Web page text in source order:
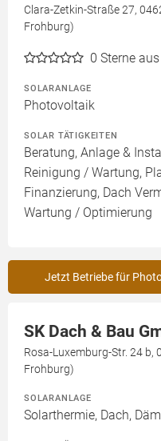
Clara-Zetkin-Straße 27,
Frohburg)
0 Sterne
SOLARANLAGE
Photovoltaik
SOLAR TÄTIGKEITEN
Beratung, Anlage &
Reinigung / Wartung,
Finanzierung, Dach
Wartung / Optimierung
Jetzt Betriebe für
SK Dach & Bau
Rosa-Luxemburg-Str. 24 b,
Frohburg)
SOLARANLAGE
Solarthermie, Dach,